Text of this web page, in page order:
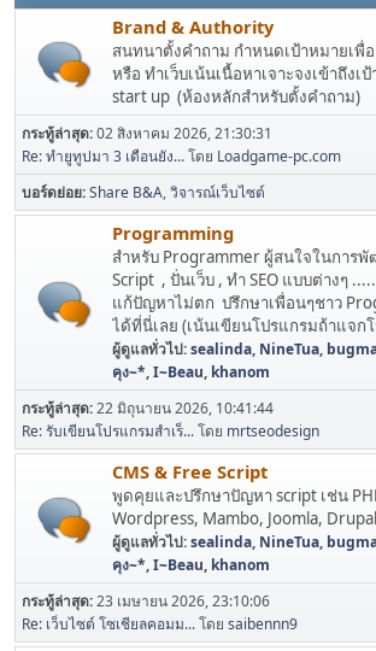
Brand & Authority
สนทนาตั้งคำถาม กำหนดเป้าหมายเพื่
หรือ ทำเว็บเน้นเนื้อหาเจาะจงเข้าถึงเ
start up (ห้องหลักสำหรับตั้งคำถาม)
กระทู้ล่าสุด:02 สิงหาคม 2026, 21:30:31
Re: ทำยูทูปมา 3 เดือนยัง...โดย Loadgame-pc.com
บอร์ดย่อย Share B&A วิจารณ์เว็บไซต์
Programming
สำหรับ Programmer ผู้สนใจในการพั
Script , ปั่นเว็บ , ทำ SEO แบบต่างๆ
แก้ปัญหาไม่ตก ปรึกษาเพื่อนๆชาว
ได้ที่นี่เลย (เน้นเขียนโปรแกรมถ้าแจก
ผู้ดูแลทั่วไป:sealinda, NineTua,
คุง~*,I~Beau, khanom
กระทู้ล่าสุด:22 มิถุนายน 2026, 10:41:44
Re: รับเขียนโปรแกรมสำเร็...โดย mrtseodesign
CMS & Free Script
พูดคุยและปรึกษาปัญหา script เช่น
Wordpress, Mambo, Joomla,
ผู้ดูแลทั่วไป:sealinda, NineTua,
คุง~*,I~Beau, khanom
กระทู้ล่าสุด:23 เมษายน 2026, 23:10:06
Re: เว็บไซต์ โซเชียลคอมม...โดย saibennn9